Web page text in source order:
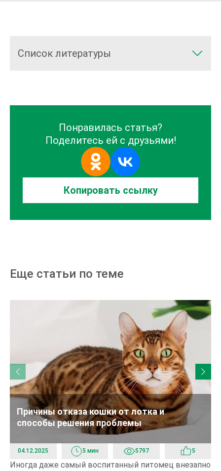
Список литературы
Понравилась статья?
Поделитесь ей с друзьями!
Копировать ссылку
Еще статьи по теме
Причины отказа кошки от лотка и
способы решения проблемы
04.12.2025 5 мин 5797 5
Иногда даже самый воспитанный питомец внезапно